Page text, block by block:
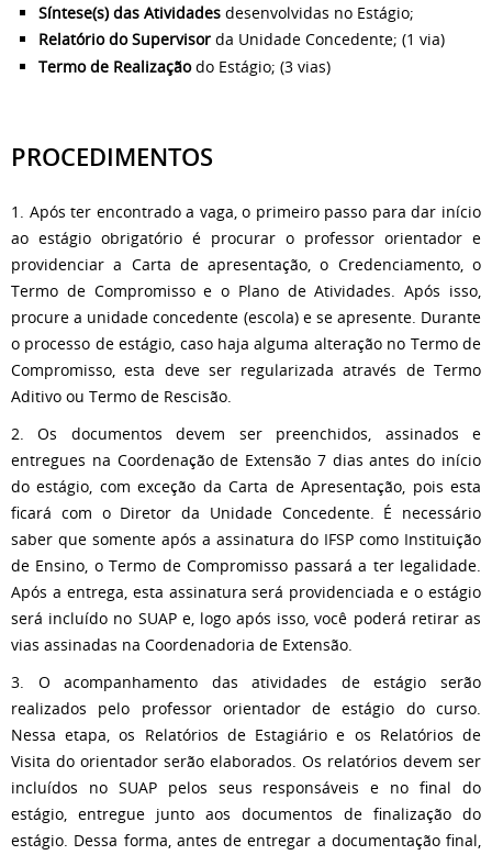
Síntese(s) das Atividades desenvolvidas no Estágio;
Relatório do Supervisor da Unidade Concedente; (1 via)
Termo de Realizaçãodo Estágio; (3 vias)
PROCEDIMENTOS
1. Após ter encontrado a vaga, o primeiro passo para dar início
ao estágio obrigatório é procurar o professor orientador e
providenciar a Carta de apresentação, o Credenciamento, o
Termo de Compromisso e o Plano de Atividades. Após isso,
procure a unidade concedente (escola) e se apresente. Durante
o processo de estágio, caso haja alguma alteração no Termo de
Compromisso, esta deve ser regularizada através de Termo
Aditivo ou Termo de Rescisão.
2. Os documentos devem ser preenchidos, assinados e
entregues na Coordenação de Extensão 7 dias antes do início
do estágio, com exceção da Carta de Apresentação, pois esta
ficará com o Diretor da Unidade Concedente. É necessário
saber que somente após a assinatura do IFSP como Instituição
de Ensino, o Termo de Compromisso passará a ter legalidade.
Após a entrega, esta assinatura será providenciada e o estágio
será incluído no SUAP e, logo após isso, você poderá retirar as
vias assinadas na Coordenadoria de Extensão.
3. O acompanhamento das atividades de estágio serão
realizados pelo professor orientador de estágio do curso.
Nessa etapa, os Relatórios de Estagiário e os Relatórios de
Visita do orientador serão elaborados. Os relatórios devem ser
incluídos no SUAP pelos seus responsáveis e no final do
estágio, entregue junto aos documentos de finalização do
estágio. Dessa forma, antes de entregar a documentação final,